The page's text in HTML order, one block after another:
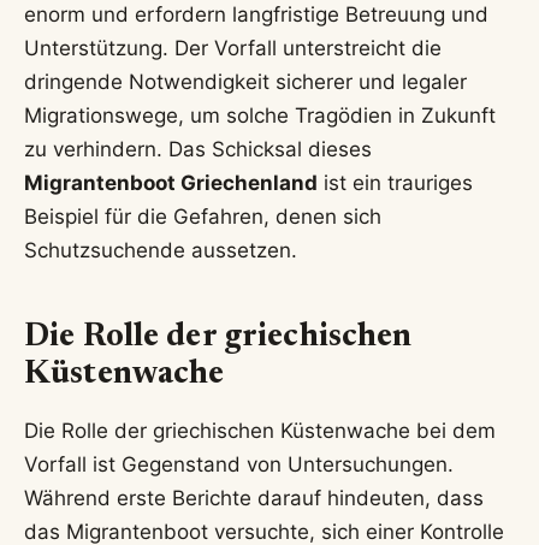
enorm und erfordern langfristige Betreuung und
Unterstützung. Der Vorfall unterstreicht die
dringende Notwendigkeit sicherer und legaler
Migrationswege, um solche Tragödien in Zukunft
zu verhindern. Das Schicksal dieses
Migrantenboot Griechenland ist ein trauriges
Beispiel für die Gefahren, denen sich
Schutzsuchende aussetzen.
Die Rolle der griechischen
Küstenwache
Die Rolle der griechischen Küstenwache bei dem
Vorfall ist Gegenstand von Untersuchungen.
Während erste Berichte darauf hindeuten, dass
das Migrantenboot versuchte, sich einer Kontrolle